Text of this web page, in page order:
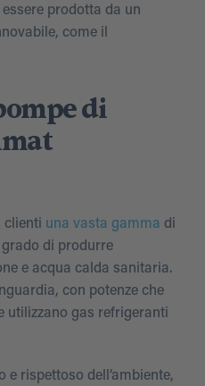
prodotta da un
come il
di
clienti una vasta gamma di
di produrre
e acqua calda sanitaria.
con potenze che
utilizzano gas refrigeranti
e rispettoso dell’ambiente,